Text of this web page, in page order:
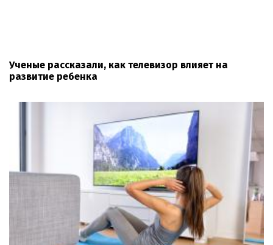
Ученые рассказали, как телевизор влияет на
развитие ребенка